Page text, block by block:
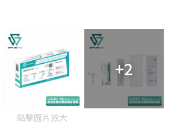
+2
點擊圖片放大